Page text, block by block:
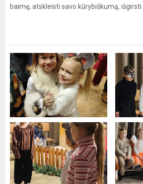
baimę, atskleisti savo kūrybiškumą, išgirsti